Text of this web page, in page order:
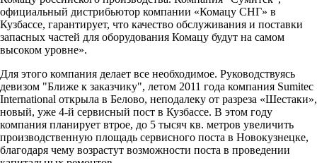
официальный дистрибьютор компании «Комацу СНГ» в
Кузбассе, гарантирует, что качество обслуживания и поставки
запасных частей для оборудования Комацу будут на самом
высоком уровне».
Для этого компания делает все необходимое. Руководствуясь
девизом "Ближе к заказчику", летом 2011 года компания Sumitec
International открыла в Белово, неподалеку от разреза «Шестаки»,
новый, уже 4-й сервисный пост в Кузбассе. В этом году
компания планирует втрое, до 5 тысяч кв. метров увеличить
производственную площадь сервисного поста в Новокузнецке,
благодаря чему возрастут возможности поста в проведении